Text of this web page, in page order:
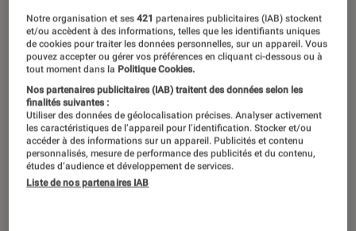
Notre organisation et ses421 partenaires publicitaires (IAB) stockent
et/ou accèdent à des informations, telles que les identifiants uniques
de cookies pour traiter les données personnelles, sur un appareil. Vous
pouvez accepter ou gérer vos préférences en cliquant ci-dessous ou à
tout moment dans la Politique Cookies.
Nos partenaires publicitaires (IAB) traitent des données selon les
finalités suivantes :
Utiliser des données de géolocalisation précises. Analyser activement
les caractéristiques de l’appareil pour l’identification. Stocker et/ou
accéder à des informations sur un appareil. Publicités et contenu
personnalisés, mesure de performance des publicités et du contenu,
études d’audience et développement de services.
Liste de nos partenaires IAB